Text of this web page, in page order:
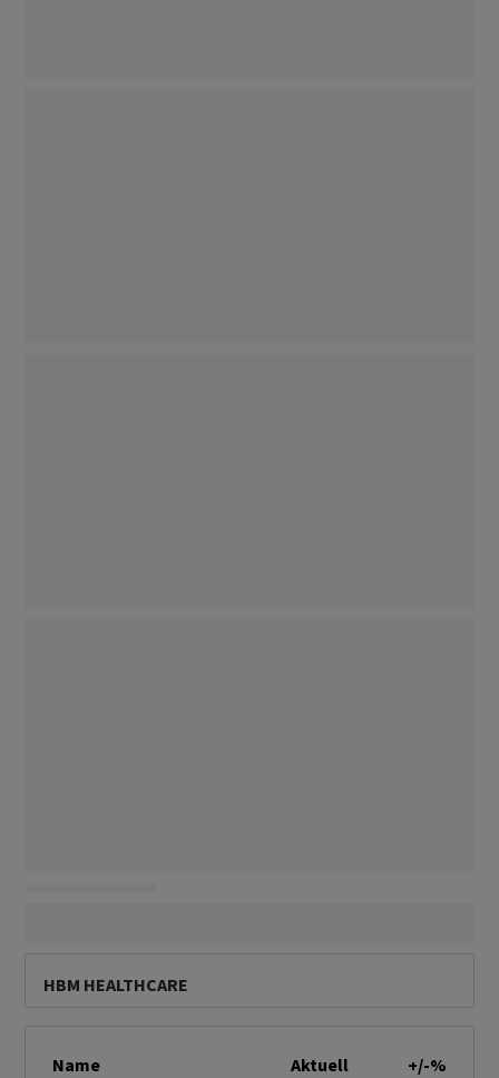
HBM HEALTHCARE
Name Aktuell
+/-%